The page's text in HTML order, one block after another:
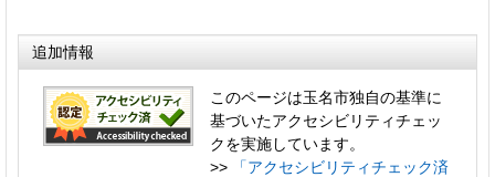
追加情報
このページは玉名市独自の基準に
基づいたアクセシビリティチェッ
クを実施しています。
>>
「アクセシビリティチェック済